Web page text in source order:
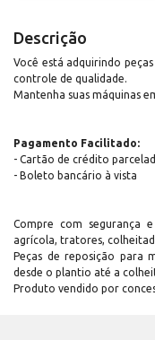
Descrição
Você está adquirindo
controle de qualidade.
Mantenha suas máquinas
Pagamento Facilitado:
- Cartão de crédito
- Boleto bancário à vista
Compre com segurança
agrícola, tratores,
Peças de reposição para
desde o plantio até a
Produto vendido por